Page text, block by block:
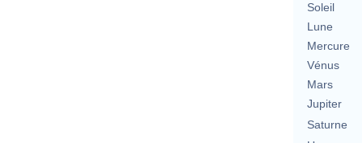
Soleil
Lune
Mercure
Vénus
Mars
Jupiter
Saturne